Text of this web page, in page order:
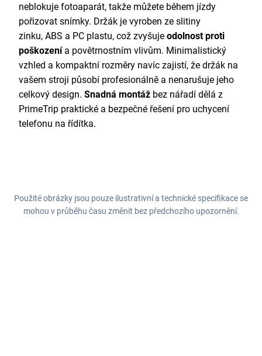
neblokuje fotoaparát, takže můžete během jízdy
pořizovat snímky. Držák je vyroben ze slitiny
zinku, ABS a PC plastu, což zvyšuje odolnost proti
poškozenía povětrnostním vlivům. Minimalistický
vzhled a kompaktní rozměry navíc zajistí, že držák na
vašem stroji působí profesionálně a nenarušuje jeho
celkový design. Snadná montáž bez nářadí dělá z
PrimeTrip praktické a bezpečné řešení pro uchycení
telefonu na řídítka.
Použité obrázky jsou pouze ilustrativní a technické specifikace se
mohou v průběhu času změnit bez předchozího upozornění.